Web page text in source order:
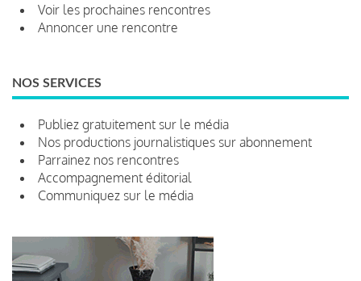
Voir les prochaines rencontres
Annoncer une rencontre
NOS SERVICES
Publiez gratuitement sur le média
Nos productions journalistiques sur abonnement
Parrainez nos rencontres
Accompagnement éditorial
Communiquez sur le média